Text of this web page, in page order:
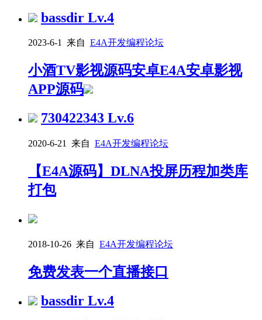
bassdir Lv.4
2023-6-1 来自 E4A开发编程论坛
小酒TV影视源码安卓E4A安卓影视
APP源码
730422343 Lv.6
2020-6-21 来自 E4A开发编程论坛
【E4A源码】DLNA投屏历程加类库
打包
2018-10-26 来自 E4A开发编程论坛
免费发表一个直播接口
bassdir Lv.4